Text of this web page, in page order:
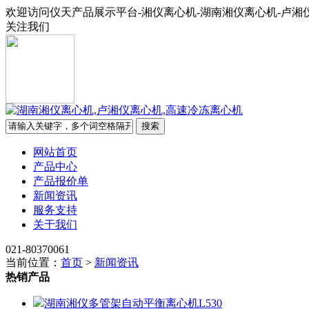
欢迎访问仪天产品展示平台-湘仪离心机-湖南湘仪离心机-卢湘
关注我们
网站首页
产品中心
产品报价单
新闻资讯
服务支持
关于我们
021-80370061
当前位置： 首页 > 新闻资讯
热销产品
湖南湘仪多管架自动平衡离心机L530